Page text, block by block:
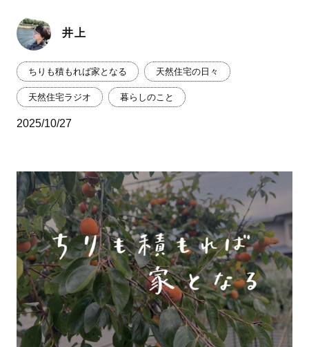
井上
ちりも積もれば家となる 天然住宅の日々
天然住宅ラジオ 暮らしのこと
2025/10/27